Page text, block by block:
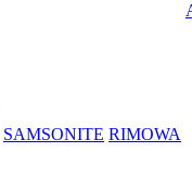
SAMSONITE RIMOWA